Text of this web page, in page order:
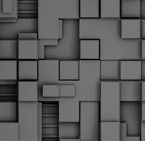
FEB
18
ΣτΕ: Οριστική
και 14ου μισθού για
Με την απόφαση αυτή, το
αξιώσεις των δημοσίων
δώρων, επικυρώνοντας την
αντιδράσεις της ΑΔΕΔΥ